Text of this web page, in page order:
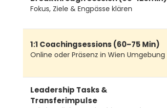
Fokus, Ziele & Engpässe klären
1:1 Coachingsessions (60–75 Min)
Online oder Präsenz in Wien Umgebung
Leadership Tasks &
Transferimpulse